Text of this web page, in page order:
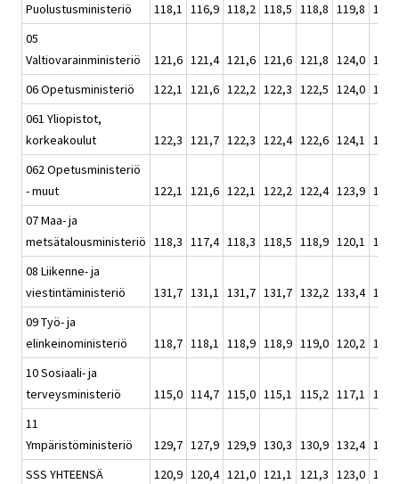
Puolustusministeriö
118,1 116,9 118,2 118,5 118,8 119,8
05
Valtiovarainministeriö
121,6 121,4 121,6 121,6 121,8 124,0
06 Opetusministeriö
122,1 121,6 122,2 122,3 122,5 124,0
061 Yliopistot,
korkeakoulut
122,3 121,7 122,3 122,4 122,6 124,1
062 Opetusministeriö
- muut
122,1 121,6 122,1 122,2 122,4 123,9
07 Maa- ja
metsätalousministeriö 118,3 117,4 118,3 118,5 118,9 120,1
08 Liikenne- ja
viestintäministeriö
131,7 131,1 131,7 131,7 132,2 133,4
09 Työ- ja
elinkeinoministeriö
118,7 118,1 118,9 118,9 119,0 120,2
10 Sosiaali- ja
terveysministeriö
115,0 114,7 115,0 115,1 115,2 117,1
11
Ympäristöministeriö
129,7 127,9 129,9 130,3 130,9 132,4
SSS YHTEENSÄ
120,9 120,4 121,0 121,1 121,3 123,0